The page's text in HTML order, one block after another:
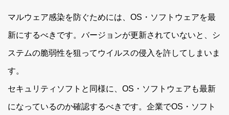
マルウェア感染を防ぐためには、OS・ソフトウェアを最
新にするべきです。バージョンが更新されていないと、シ
ステムの脆弱性を狙ってウイルスの侵入を許してしまいま
す。
セキュリティソフトと同様に、OS・ソフトウェアも最新
になっているのか確認するべきです。企業でOS・ソフト